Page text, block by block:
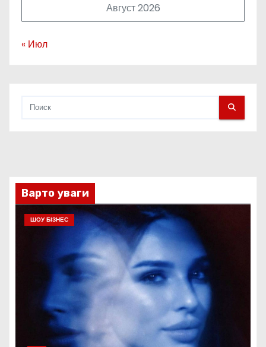
Август 2026
« Июл
Варто уваги
ШОУ БІЗНЕС